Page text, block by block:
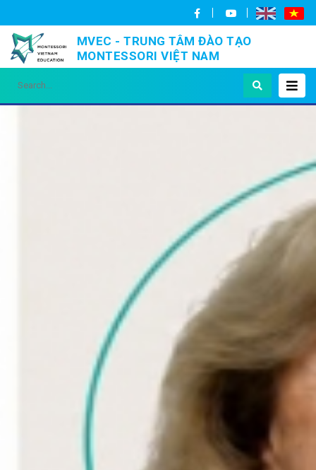
MVEC - TRUNG TÂM ĐÀO TẠO
MONTESSORI VIỆT NAM